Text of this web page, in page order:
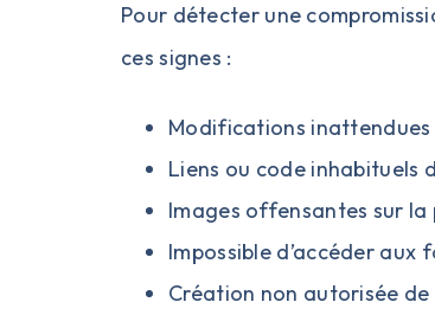
Pour détecter une
ces signes :
Modifications
Liens ou code inhabituels
Images offensantes sur la
Impossible d’accéder aux
Création non autorisée de